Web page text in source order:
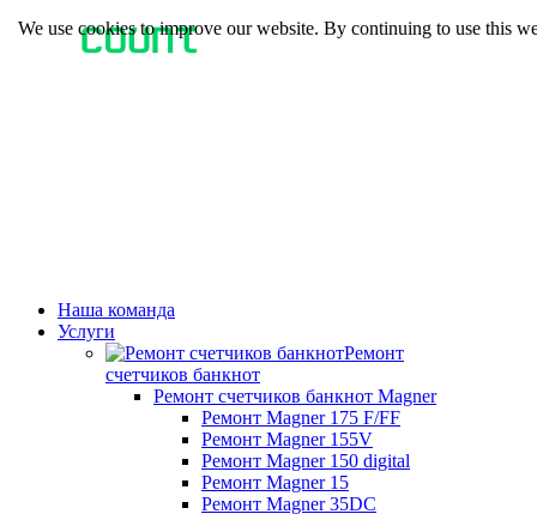
Наша команда
Услуги
Ремонт
счетчиков банкнот
Ремонт счетчиков банкнот Magner
Ремонт Magner 175 F/FF
Ремонт Magner 155V
Ремонт Magner 150 digital
Ремонт Magner 15
Ремонт Magner 35DC
We use cookies to improve our website. By continuing to use this